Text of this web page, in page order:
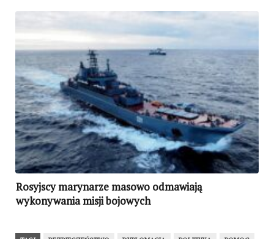
Rosyjscy marynarze masowo odmawiają
wykonywania misji bojowych